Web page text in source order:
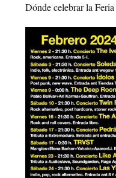
Dónde celebrar la